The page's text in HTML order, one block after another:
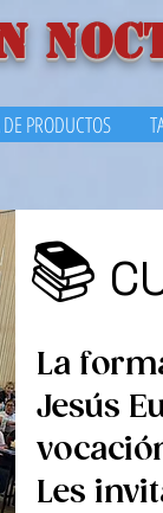
DE PRODUCTOS
📚
La
Jesús
Les